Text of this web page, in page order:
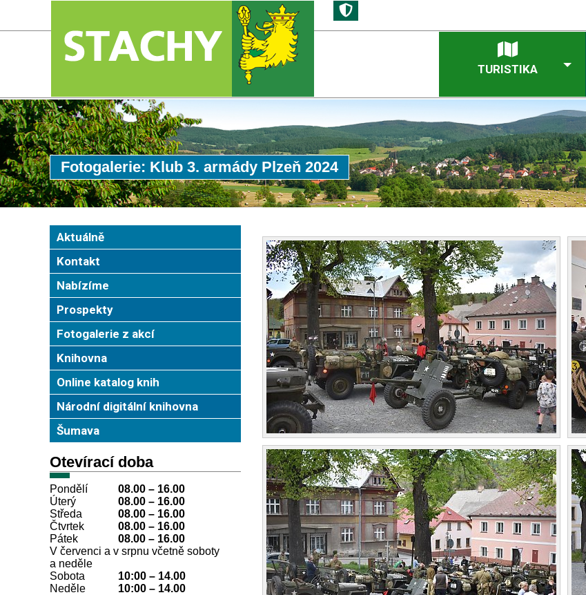
TURISTIKA
Fotogalerie: Klub 3. armády Plzeň 2024
Aktuálně
Kontakt
Nabízíme
Prospekty
Fotogalerie z akcí
Knihovna
Online katalog knih
Národní digitální knihovna
Šumava
Otevírací doba
Pondělí
08.00 – 16.00
Úterý
08.00 – 16.00
Středa
08.00 – 16.00
Čtvrtek
08.00 – 16.00
Pátek
08.00 – 16.00
V červenci a v srpnu včetně soboty
a neděle
Sobota
10:00 – 14.00
Neděle
10:00 – 14.00